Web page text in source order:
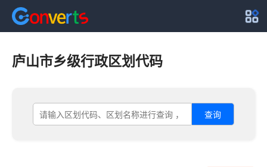
庐山市乡级行政区划代码
查询